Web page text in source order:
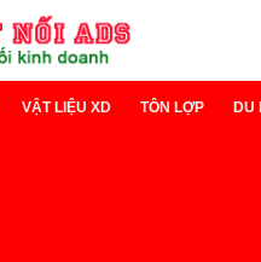
VẬT LIỆU XD TÔN LỢP DU